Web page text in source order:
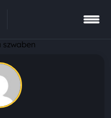
szwaben